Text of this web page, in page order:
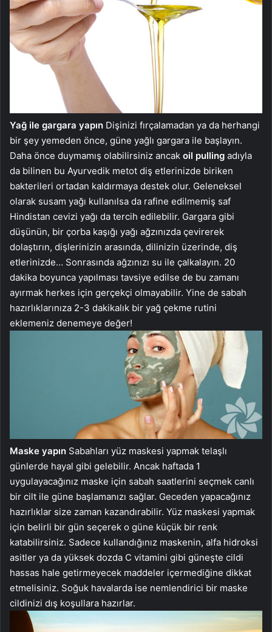
Yağ ile gargara yapın Dişinizi fırçalamadan ya da herhangi
bir şey yemeden önce, güne yağlı gargara ile başlayın.
Daha önce duymamış olabilirsiniz ancak oil pulling adıyla
da bilinen bu Ayurvedik metot diş etlerinizde biriken
bakterileri ortadan kaldırmaya destek olur. Geleneksel
olarak susam yağı kullanılsa da rafine edilmemiş saf
Hindistan cevizi yağı da tercih edilebilir. Gargara gibi
düşünün, bir çorba kaşığı yağı ağzınızda çevirerek
dolaştırın, dişlerinizin arasında, dilinizin üzerinde, diş
etlerinizde… Sonrasında ağzınızı su ile çalkalayın. 20
dakika boyunca yapılması tavsiye edilse de bu zamanı
ayırmak herkes için gerçekçi olmayabilir. Yine de sabah
hazırlıklarınıza 2-3 dakikalık bir yağ çekme rutini
eklemeniz denemeye değer!
Maske yapın Sabahları yüz maskesi yapmak telaşlı
günlerde hayal gibi gelebilir. Ancak haftada 1
uygulayacağınız maske için sabah saatlerini seçmek canlı
bir cilt ile güne başlamanızı sağlar. Geceden yapacağınız
hazırlıklar size zaman kazandırabilir. Yüz maskesi yapmak
için belirli bir gün seçerek o güne küçük bir renk
katabilirsiniz. Sadece kullandığınız maskenin, alfa hidroksi
asitler ya da yüksek dozda C vitamini gibi güneşte cildi
hassas hale getirmeyecek maddeler içermediğine dikkat
etmelisiniz. Soğuk havalarda ise nemlendirici bir maske
cildinizi dış koşullara hazırlar.